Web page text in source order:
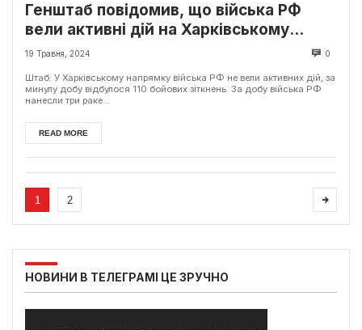
Генштаб повідомив, що війська РФ
вели активні дій на Харківському
напрямку. За останню добу було 110
19 Травня, 2024 0
Штаб: У Харківському напрямку війська РФ не вели активних дій, за
минулу добу відбулося 110 бойових зіткнень. За добу війська РФ
нанесли три раке...
READ MORE
1 2
НОВИНИ В ТЕЛЕГРАМІ ЦЕ ЗРУЧНО